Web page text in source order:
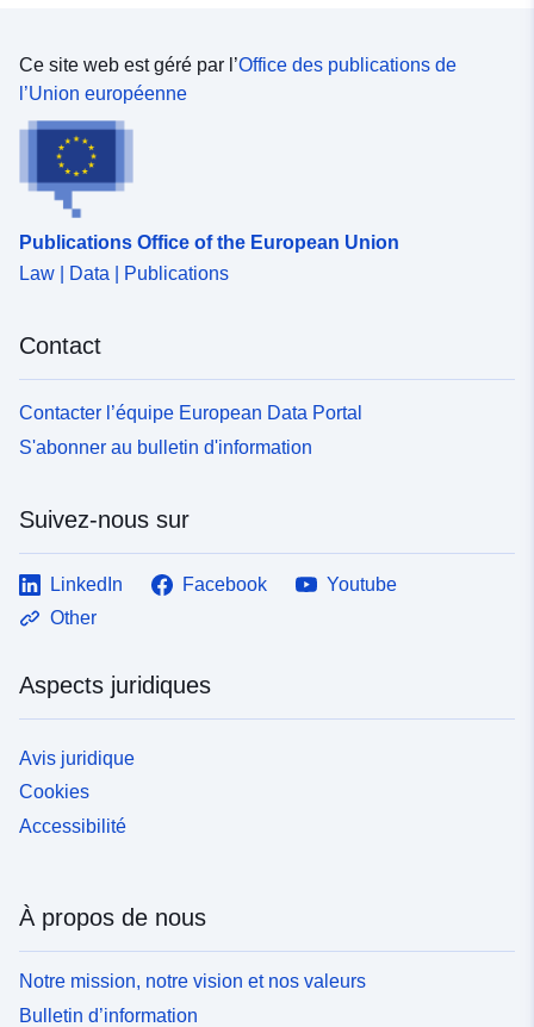
Provenance:
- Die Historischen Digitalen
Identificateurs:
9a6d-42e9-9de3-
uriRef:
Couverture
temporelle:
23 March 2003
- 17 September 2003
Ce site web est géré par l’Office des publications de
l’Union européenne
Publications Office of the European Union
Law | Data | Publications
Contact
Contacter l’équipe European Data Portal
S'abonner au bulletin d'information
Suivez-nous sur
LinkedIn Facebook
Youtube
Other
Aspects juridiques
Avis juridique
Cookies
Accessibilité
À propos de nous
Notre mission, notre vision et nos valeurs
Bulletin d’information